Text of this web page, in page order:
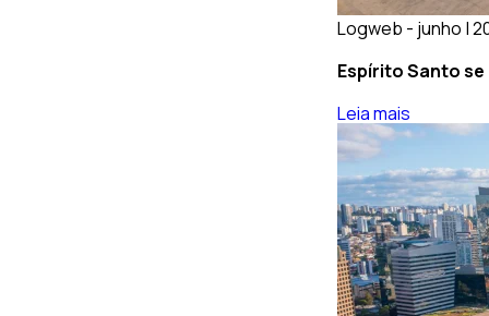
Logweb - junho |
Espírito Santo
Leia mais